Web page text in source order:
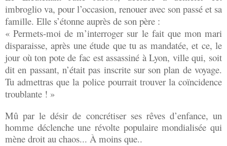
imbroglio va, pour l’occasion, renouer avec son passé et sa
famille. Elle s’étonne auprès de son père :
« Permets-moi de m’interroger sur le fait que mon mari
disparaisse, après une étude que tu as mandatée, et ce, le
jour où ton pote de fac est assassiné à Lyon, ville qui, soit
dit en passant, n’était pas inscrite sur son plan de voyage.
Tu admettras que la police pourrait trouver la coïncidence
troublante ! »
Mû par le désir de concrétiser ses rêves d’enfance, un
homme déclenche une révolte populaire mondialisée qui
mène droit au chaos... À moins que..